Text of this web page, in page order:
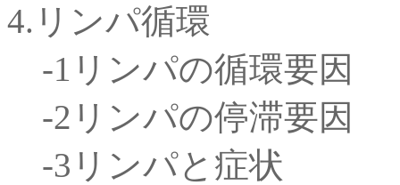
4.リンパ循環
-1リンパの循環要因
-2リンパの停滞要因
-3リンパと症状